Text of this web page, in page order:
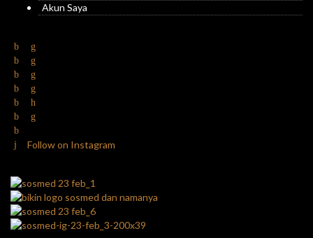
Akun Saya
Follow on Instagram